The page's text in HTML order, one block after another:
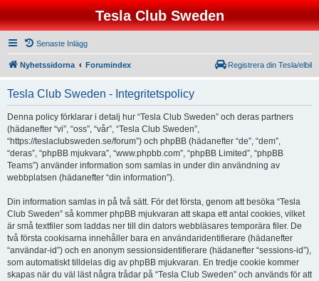
Tesla Club Sweden
Senaste Inlägg
Nyhetssidorna Forumindex Registrera din Tesla/elbil
Tesla Club Sweden - Integritetspolicy
Denna policy förklarar i detalj hur “Tesla Club Sweden” och deras partners
(hädanefter “vi”, “oss”, “vår”, “Tesla Club Sweden”,
“https://teslaclubsweden.se/forum”) och phpBB (hädanefter “de”, “dem”,
“deras”, “phpBB mjukvara”, “www.phpbb.com”, “phpBB Limited”, “phpBB
Teams”) använder information som samlas in under din användning av
webbplatsen (hädanefter “din information”).
Din information samlas in på två sätt. För det första, genom att besöka “Tesla
Club Sweden” så kommer phpBB mjukvaran att skapa ett antal cookies, vilket
är små textfiler som laddas ner till din dators webbläsares temporära filer. De
två första cookisarna innehåller bara en användaridentifierare (hädanefter
“användar-id”) och en anonym sessionsidentifierare (hädanefter “sessions-id”),
som automatiskt tilldelas dig av phpBB mjukvaran. En tredje cookie kommer
skapas när du väl läst några trådar på “Tesla Club Sweden” och används för att